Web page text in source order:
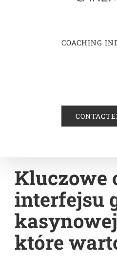
COACHING
Kluczowe
interfejsu
które